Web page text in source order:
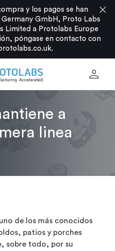
y los pagos se han
GmbH, Proto Labs
Limited a Protolabs Europe
póngase en contacto con
.
close
person
a
linea
de los más conocidos
patios y porches
sobre todo, por su